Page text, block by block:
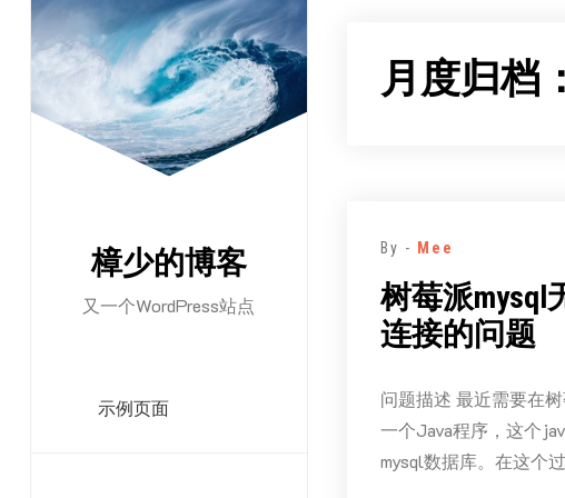
樟少的博客
又一个WordPress站点
示例页面
月度归档：
By - Mee
树莓派mysql
连接的问题
问题描述 最近需要在
一个Java程序，这个
mysql数据库。在这个